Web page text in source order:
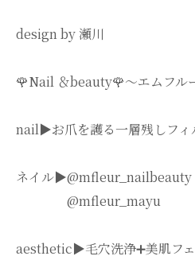
design by 瀬川
🌹Nail ＆beauty🌹〜エムフル
nail▶︎お爪を護る一層残しフィ
ネイル▶︎@mfleur_nailbeauty
@mfleur_mayu
aesthetic▶︎毛穴洗浄➕美肌フ